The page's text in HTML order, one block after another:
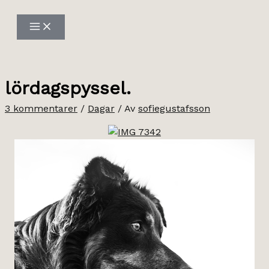
innehåll
lördagspyssel.
3 kommentarer / Dagar / Av sofiegustafsson